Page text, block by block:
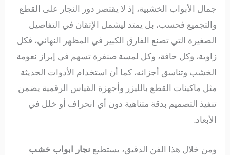
جمال الأبواب الخشبية، إذ لا يقتصر دور النجار على القطع
والتجميع فحسب، بل يمتد ليشمل الإتقان في التفاصيل
الصغيرة التي تصنع الفارق الكبير في المظهر النهائي، فكل
زاوية، وكل حافة، وكل لمسة صنفرة تسهم في إبراز نعومة
الخشب وتناسق أجزائه، كما أن استخدام الأدوات الحديثة
مثل ماكينات القطع بالليزر وأجهزة القياس الرقمية يضمن
تنفيذ التصميم بدقة متناهية دون أي انحراف أو خلل في
الأبعاد.
ومن خلال هذا الفن الدقيق، يستطيع نجار ابواب خشب